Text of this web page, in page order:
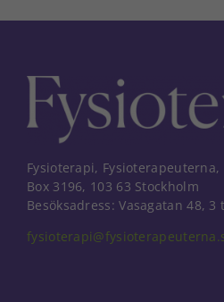
Fysioterapi, Fysioterapeuterna,
Box 3196, 103 63 Stockholm
Besöksadress: Vasagatan 48, 3